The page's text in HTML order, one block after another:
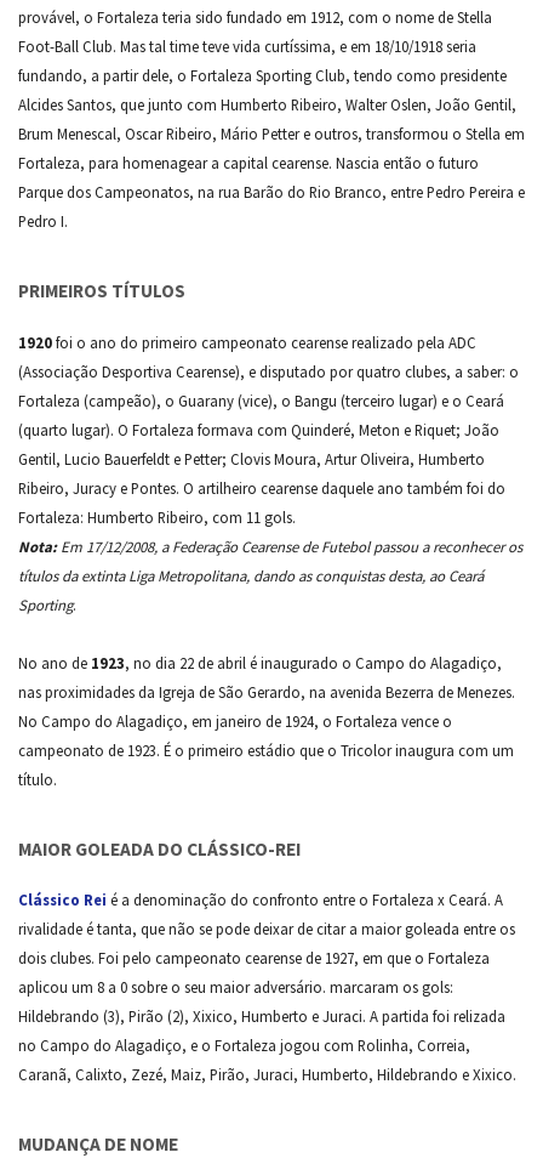
provável, o Fortaleza teria sido fundado em 1912, com o nome de Stella
Foot-Ball Club. Mas tal time teve vida curtíssima, e em 18/10/1918 seria
fundando, a partir dele, o Fortaleza Sporting Club, tendo como presidente
Alcides Santos, que junto com Humberto Ribeiro, Walter Oslen, João Gentil,
Brum Menescal, Oscar Ribeiro, Mário Petter e outros, transformou o Stella em
Fortaleza, para homenagear a capital cearense. Nascia então o futuro
Parque dos Campeonatos, na rua Barão do Rio Branco, entre Pedro Pereira e
Pedro I.
PRIMEIROS TÍTULOS
1920foi o ano do primeiro campeonato cearense realizado pela ADC
(Associação Desportiva Cearense), e disputado por quatro clubes, a saber: o
Fortaleza (campeão), o Guarany (vice), o Bangu (terceiro lugar) e o Ceará
(quarto lugar). O Fortaleza formava com Quinderé, Meton e Riquet; João
Gentil, Lucio Bauerfeldt e Petter; Clovis Moura, Artur Oliveira, Humberto
Ribeiro, Juracy e Pontes. O artilheiro cearense daquele ano também foi do
Fortaleza: Humberto Ribeiro, com 11 gols.
Nota:Em 17/12/2008, a Federação Cearense de Futebol passou a reconhecer os
títulos da extinta Liga Metropolitana, dando as conquistas desta, ao Ceará
Sporting.
No ano de 1923, no dia 22 de abril é inaugurado o Campo do Alagadiço,
nas proximidades da Igreja de São Gerardo, na avenida Bezerra de Menezes.
No Campo do Alagadiço, em janeiro de 1924, o Fortaleza vence o
campeonato de 1923. É o primeiro estádio que o Tricolor inaugura com um
título.
MAIOR GOLEADA DO CLÁSSICO-REI
Clássico Rei é a denominação do confronto entre o Fortaleza x Ceará. A
rivalidade é tanta, que não se pode deixar de citar a maior goleada entre os
dois clubes. Foi pelo campeonato cearense de 1927, em que o Fortaleza
aplicou um 8 a 0 sobre o seu maior adversário. marcaram os gols:
Hildebrando (3), Pirão (2), Xixico, Humberto e Juraci. A partida foi relizada
no Campo do Alagadiço, e o Fortaleza jogou com Rolinha, Correia,
Caranã, Calixto, Zezé, Maiz, Pirão, Juraci, Humberto, Hildebrando e Xixico.
MUDANÇA DE NOME